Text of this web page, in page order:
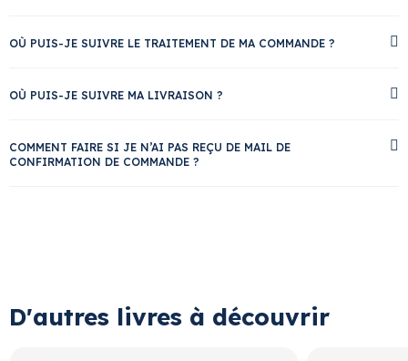
OÙ PUIS-JE SUIVRE LE TRAITEMENT DE MA COMMANDE ?
OÙ PUIS-JE SUIVRE MA LIVRAISON ?
COMMENT FAIRE SI JE N’AI PAS REÇU DE MAIL DE
CONFIRMATION DE COMMANDE ?
D'autres livres à découvrir